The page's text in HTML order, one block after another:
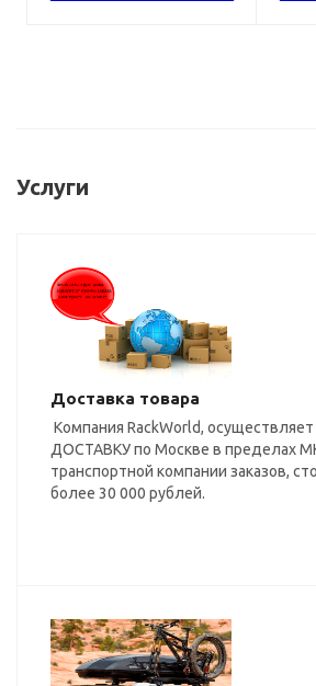
Услуги
Доставка товара
Компания RackWorld,
ДОСТАВКУ по Москве в пределах
транспортной компании заказов,
более 30 000 рублей.